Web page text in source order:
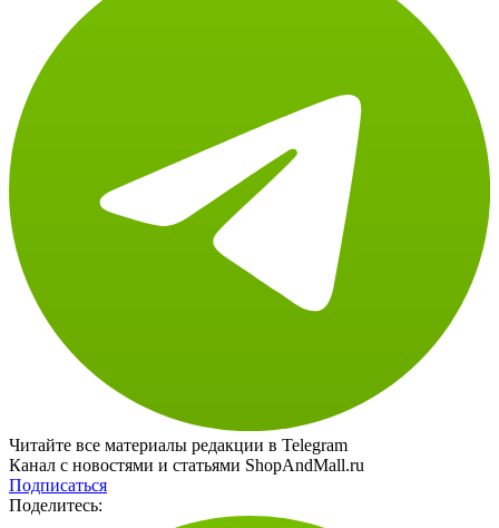
Читайте все материалы редакции в Telegram
Канал с новостями и статьями ShopAndMall.ru
Подписаться
Поделитесь: